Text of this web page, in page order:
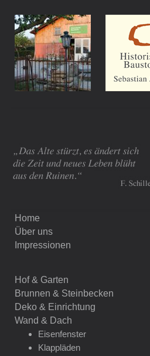
Home
Über uns
Impressionen
Hof & Garten
Brunnen & Steinbecken
Deko & Einrichtung
Wand & Dach
Eisenfenster
Klappläden